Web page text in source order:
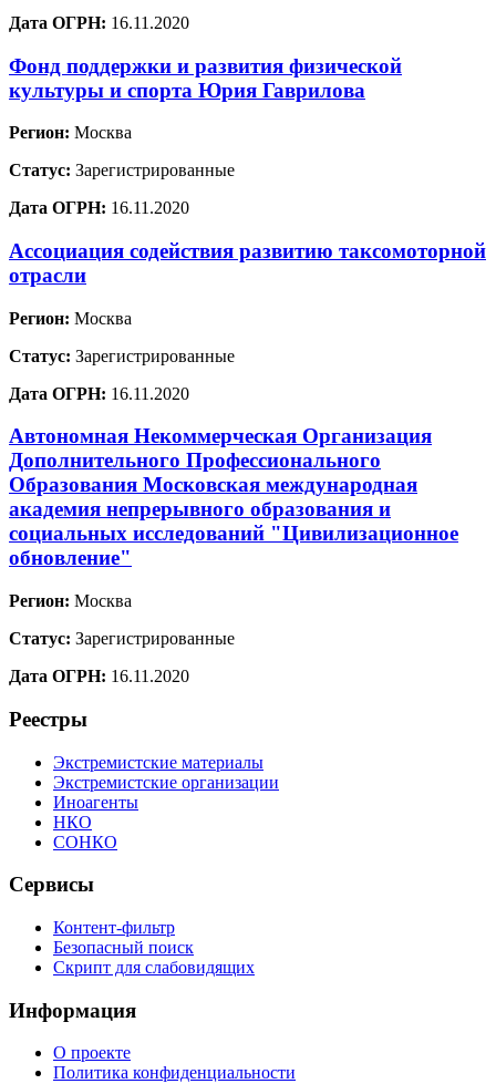
Дата ОГРН: 16.11.2020
Фонд поддержки и развития физической
культуры и спорта Юрия Гаврилова
Регион: Москва
Статус: Зарегистрированные
Дата ОГРН: 16.11.2020
Ассоциация содействия развитию таксомоторной
отрасли
Регион: Москва
Статус: Зарегистрированные
Дата ОГРН: 16.11.2020
Автономная Некоммерческая Организация
Дополнительного Профессионального
Образования Московская международная
академия непрерывного образования и
социальных исследований "Цивилизационное
обновление"
Регион: Москва
Статус: Зарегистрированные
Дата ОГРН: 16.11.2020
Реестры
Экстремистские материалы
Экстремистские организации
Иноагенты
НКО
СОНКО
Сервисы
Контент-фильтр
Безопасный поиск
Скрипт для слабовидящих
Информация
О проекте
Политика конфиденциальности